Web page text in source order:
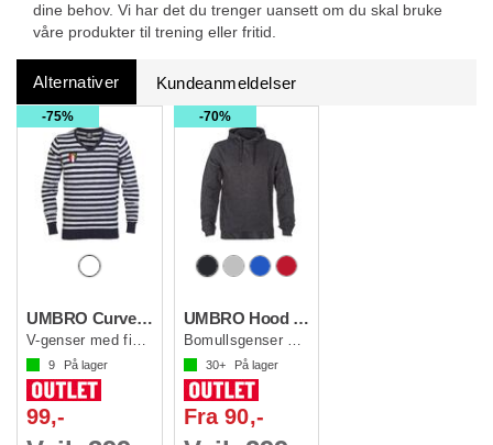
dine behov. Vi har det du trenger uansett om du skal bruke
våre produkter til trening eller fritid.
Alternativer Kundeanmeldelser
75%
UMBRO Curve v-neck sweat
V-genser med fine detaljer
9 På lager
99,-
70%
UMBRO Hood Top Basic Jr
Bomullsgenser med hette
30+ På lager
Fra 90,-